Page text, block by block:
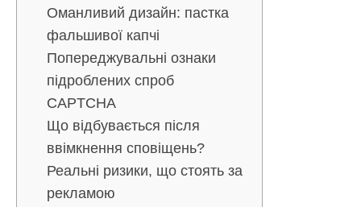
Оманливий дизайн: пастка
фальшивої капчі
Попереджувальні ознаки
підроблених спроб
CAPTCHA
Що відбувається після
ввімкнення сповіщень?
Реальні ризики, що стоять за
рекламою